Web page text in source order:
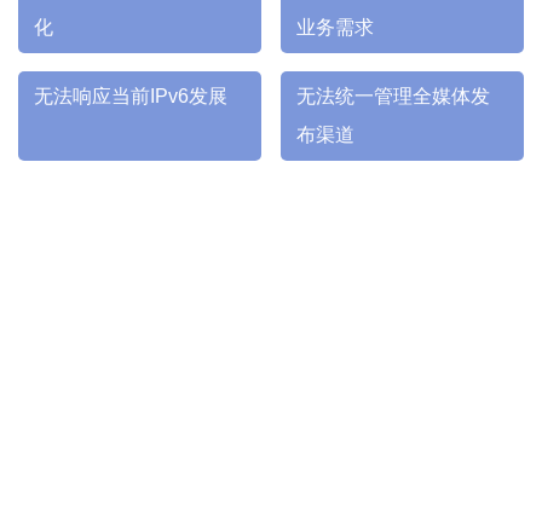
化
业务需求
无法响应当前IPv6发展
无法统一管理全媒体发
布渠道